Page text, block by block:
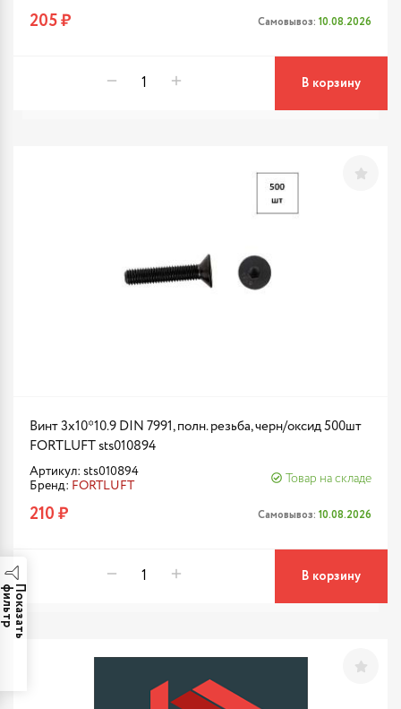
П
о
к
а
з
а
т
ь
ф
и
л
ь
т
205 ₽ Самовывоз: 10.08.2026
В корзину
Винт 3х10*10.9 DIN 7991, полн. резьба, черн/оксид 500шт
FORTLUFT sts010894
Артикул: sts010894
Бренд: FORTLUFT
Товар на складе
210 ₽ Самовывоз: 10.08.2026
В корзину